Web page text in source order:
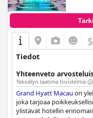
$
Tiedot
Yhteenveto
Tekoälyn laatima tiivistelmä
Grand Hyatt Macau on
joka tarjoaa
ylistävät hotellin